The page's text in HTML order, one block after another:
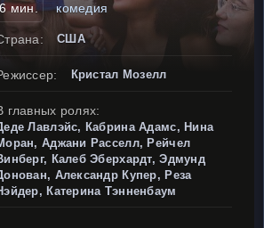
мин. комедия
США
Кристал Мозелл
главных ролях:
Лавлэйс, Кабрина Адамс, Нина
Аджани Расселл, Рейчел
Калеб Эберхардт, Эдмунд
Александр Купер, Реза
Катерина Тэнненбаум